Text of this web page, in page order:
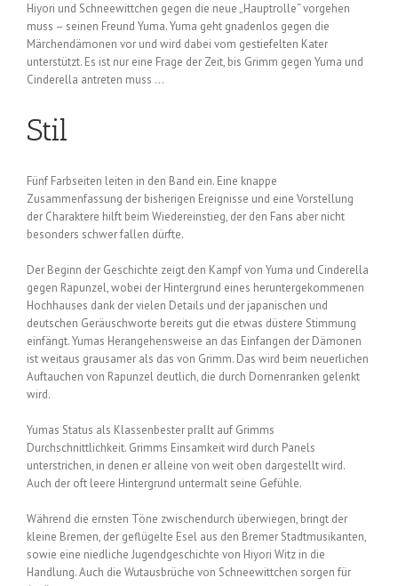
Hiyori und Schneewittchen gegen die neue „Hauptrolle“ vorgehen
muss – seinen Freund Yuma. Yuma geht gnadenlos gegen die
Märchendämonen vor und wird dabei vom gestiefelten Kater
unterstützt. Es ist nur eine Frage der Zeit, bis Grimm gegen Yuma und
Cinderella antreten muss …
Stil
Fünf Farbseiten leiten in den Band ein. Eine knappe
Zusammenfassung der bisherigen Ereignisse und eine Vorstellung
der Charaktere hilft beim Wiedereinstieg, der den Fans aber nicht
besonders schwer fallen dürfte.
Der Beginn der Geschichte zeigt den Kampf von Yuma und Cinderella
gegen Rapunzel, wobei der Hintergrund eines heruntergekommenen
Hochhauses dank der vielen Details und der japanischen und
deutschen Geräuschworte bereits gut die etwas düstere Stimmung
einfängt. Yumas Herangehensweise an das Einfangen der Dämonen
ist weitaus grausamer als das von Grimm. Das wird beim neuerlichen
Auftauchen von Rapunzel deutlich, die durch Dornenranken gelenkt
wird.
Yumas Status als Klassenbester prallt auf Grimms
Durchschnittlichkeit. Grimms Einsamkeit wird durch Panels
unterstrichen, in denen er alleine von weit oben dargestellt wird.
Auch der oft leere Hintergrund untermalt seine Gefühle.
Während die ernsten Töne zwischendurch überwiegen, bringt der
kleine Bremen, der geflügelte Esel aus den Bremer Stadtmusikanten,
sowie eine niedliche Jugendgeschichte von Hiyori Witz in die
Handlung. Auch die Wutausbrüche von Schneewittchen sorgen für